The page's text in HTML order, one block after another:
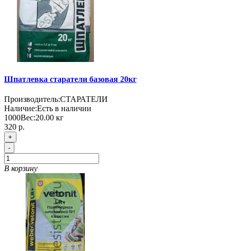
Шпатлевка старатели базовая 20кг
Производитель:СТАРАТЕЛИ
Наличие:Есть в наличии
1000Вес:20.00 кг
320 р.
+
-
В корзину